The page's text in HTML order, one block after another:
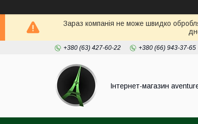
Зараз компанія не може швидко
+380 (63) 427-60-22 +380 (66) 943-37-65
Інтернет-магазин